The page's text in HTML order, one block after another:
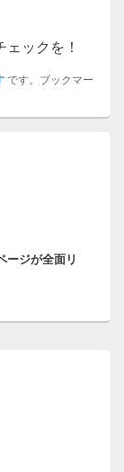
ックを！
です。ブックマー
ージが全面リ